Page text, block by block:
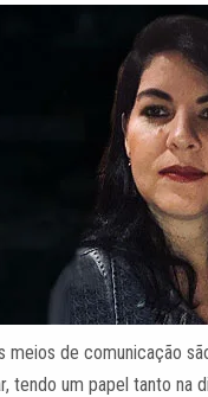
meios de comunicação
tendo um papel tanto na